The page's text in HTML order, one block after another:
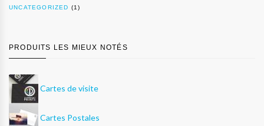
UNCATEGORIZED (1)
PRODUITS LES MIEUX NOTÉS
Cartes de visite
Cartes Postales